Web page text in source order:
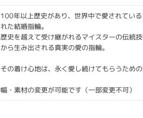
100年以上歴史があり、世界中で愛されてい
れた結婚指輪。
歴史を越えて受け継がれるマイスターの伝統
から生み出される真実の愛の指輪。
その着け心地は、永く愛し続けてもらうための
幅・素材の変更が可能です（一部変更不可）